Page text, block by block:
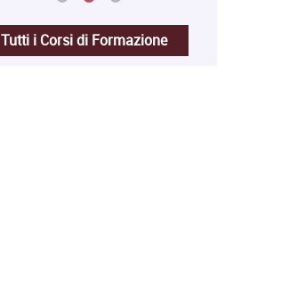
Tutti i Corsi di Formazione